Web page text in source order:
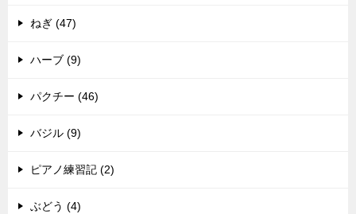
ねぎ (47)
ハーブ (9)
パクチー (46)
バジル (9)
ピアノ練習記 (2)
ぶどう (4)